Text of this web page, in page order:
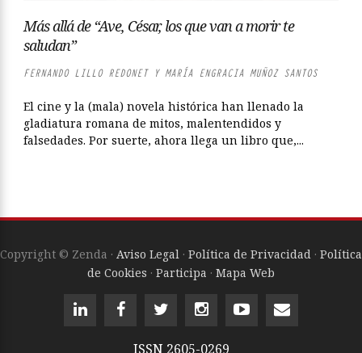
Más allá de “Ave, César, los que van a morir te
saludan”
FERNANDO LILLO REDONET Y MARÍA ENGRACIA MUÑOZ SANTOS
El cine y la (mala) novela histórica han llenado la
gladiatura romana de mitos, malentendidos y
falsedades. Por suerte, ahora llega un libro que,...
Copyright © Zenda · Aviso Legal · Política de Privacidad · Política
de Cookies · Participa · Mapa Web
ISSN 2605-0269